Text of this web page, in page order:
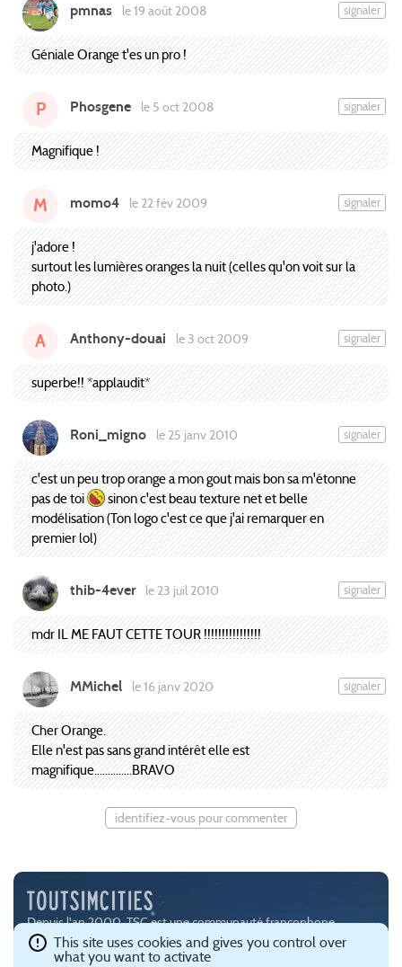
pmnas le 19 août 2008 signaler
Géniale Orange t'es un pro !
P Phosgene le 5 oct 2008 signaler
Magnifique !
M momo4 le 22 fév 2009 signaler
j'adore !
surtout les lumières oranges la nuit (celles qu'on voit sur la
photo.)
A Anthony-douai le 3 oct 2009 signaler
superbe!! *applaudit*
Roni_migno le 25 janv 2010 signaler
c'est un peu trop orange a mon gout mais bon sa m'étonne
pas de toi
sinon c'est beau texture net et belle
modélisation (Ton logo c'est ce que j'ai remarquer en
premier lol)
thib-4ever le 23 juil 2010 signaler
mdr IL ME FAUT CETTE TOUR !!!!!!!!!!!!!!!!
MMichel le 16 janv 2020 signaler
Cher Orange.
Elle n'est pas sans grand intérêt elle est
magnifique..............BRAVO
identifiez-vous pour commenter
Depuis l'an 2000, TSC est une communauté francophone
passionnée par les jeux de simulation urbaine, notamment
SimCity (EA) et Cities:Skylines (Paradox Interactive
This site uses cookies and gives you control over
what you want to activate